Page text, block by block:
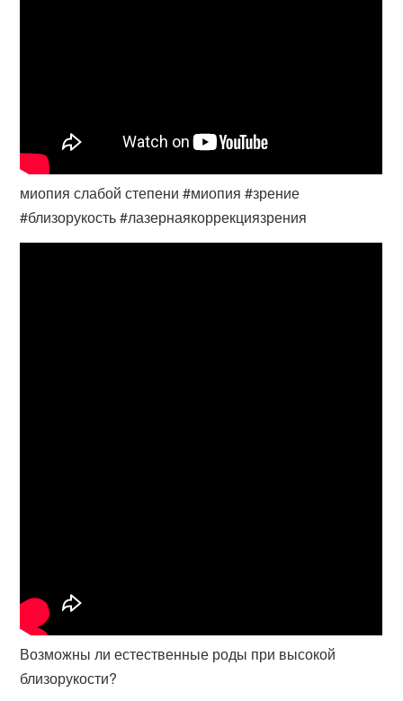
миопия слабой степени #миопия #зрение
#близорукость #лазернаякоррекциязрения
Возможны ли естественные роды при высокой
близорукости?